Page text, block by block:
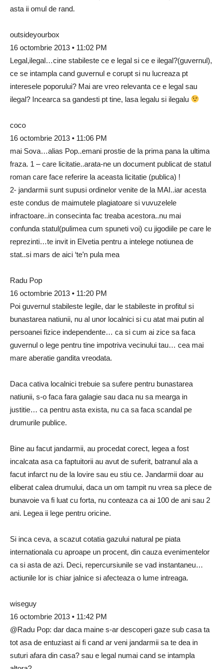
asta ii omul de rand.
outsideyourbox
16 octombrie 2013 • 11:02 PM
Legal,ilegal…cine stabileste ce e legal si ce e ilegal?(guvernul),
ce se intampla cand guvernul e corupt si nu lucreaza pt
interesele poporului? Mai are vreo relevanta ce e legal sau
ilegal? Incearca sa gandesti pt tine, lasa legalu si ilegalu
coco
16 octombrie 2013 • 11:06 PM
mai Sova…alias Pop..emani prostie de la prima pana la ultima
fraza. 1 – care licitatie..arata-ne un document publicat de statul
roman care face referire la aceasta licitatie (publica) !
2- jandarmii sunt supusi ordinelor venite de la MAI..iar acesta
este condus de maimutele plagiatoare si vuvuzelele
infractoare..in consecinta fac treaba acestora..nu mai
confunda statul(pulimea cum spuneti voi) cu jigodiile pe care le
reprezinti…te invit in Elvetia pentru a intelege notiunea de
stat..si mars de aici ‘te’n pula mea
Radu Pop
16 octombrie 2013 • 11:20 PM
Poi guvernul stabileste legile, dar le stabileste in profitul si
bunastarea natiunii, nu al unor localnici si cu atat mai putin al
persoanei fizice independente… ca si cum ai zice sa faca
guvernul o lege pentru tine impotriva vecinului tau… cea mai
mare aberatie gandita vreodata.
Daca cativa localnici trebuie sa sufere pentru bunastarea
natiunii, s-o faca fara galagie sau daca nu sa mearga in
justitie… ca pentru asta exista, nu ca sa faca scandal pe
drumurile publice.
Bine au facut jandarmii, au procedat corect, legea a fost
incalcata asa ca faptuitorii au avut de suferit, batranul ala a
facut infarct nu de la lovire sau eu stiu ce. Jandarmii doar au
eliberat calea drumului, daca un om tampit nu vrea sa plece de
bunavoie va fi luat cu forta, nu conteaza ca ai 100 de ani sau 2
ani. Legea ii lege pentru oricine.
Si inca ceva, a scazut cotatia gazului natural pe piata
internationala cu aproape un procent, din cauza evenimentelor
ca si asta de azi. Deci, repercursiunile se vad instantaneu…
actiunile lor is chiar jalnice si afecteaza o lume intreaga.
wiseguy
16 octombrie 2013 • 11:42 PM
@Radu Pop: dar daca maine s-ar descoperi gaze sub casa ta
tot asa de entuziast ai fi cand ar veni jandarmii sa te dea in
suturi afara din casa? sau e legal numai cand se intampla